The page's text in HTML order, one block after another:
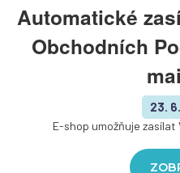
Automatické
Obchodních
23.
E-shop umožňuje zasílat